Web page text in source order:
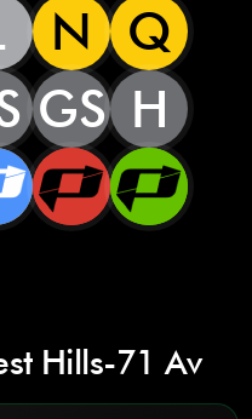
N
Q
GS H
Hills-71 Av